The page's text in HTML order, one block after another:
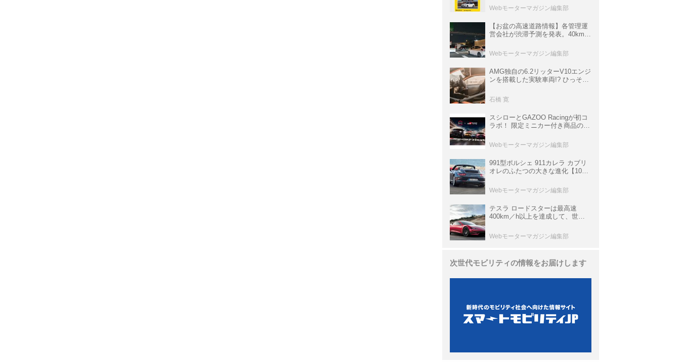
ムック
Webモーターマガジン編集部
【お盆の高速道路情報】各管理運
営会社が渋滞予測を発表。40km以
数ある
Webモーターマガジン編集部
AMG独自の6.2リッターV10エンジ
ンを搭載した実験車両!? ひっそり
P900 プロトタイプ」とは
石橋 寛
スシローとGAZOO Racingが初コ
ラボ！ 限定ミニカー付き商品の
ト体験があたる抽選企画などを展
開
Webモーターマガジン編集部
991型ポルシェ 911カレラ カブリ
オレのふたつの大きな進化【10年
Webモーターマガジン編集部
テスラ ロードスターは最高速
400km／h以上を達成して、世界
ーカークロニクル・完全版／
113】
Webモーターマガジン編集部
次世代モビリティの情報をお届けします